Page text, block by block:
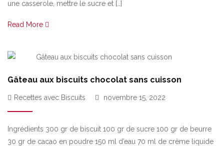
une casserole, mettre le sucre et […]
Read More
Gâteau aux biscuits chocolat sans cuisson
Recettes avec Biscuits novembre 15, 2022
Ingrédients 300 gr de biscuit 100 gr de sucre 100 gr de beurre
30 gr de cacao en poudre 150 ml d’eau 70 ml de crème liquide